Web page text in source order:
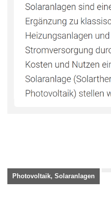
Photovoltaik, Solaranlagen